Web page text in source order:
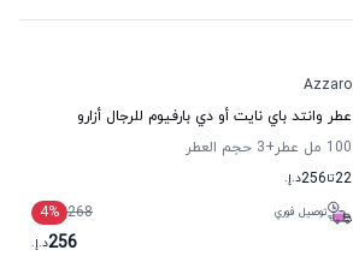
Azzaro
عطر وانتد باي نايت أو دي بارفيوم للرجال أزارو
100 مل عطر
+3
حجم العطر
22تا256د.إ.
توصيل فوري 268
4%
256د.إ.